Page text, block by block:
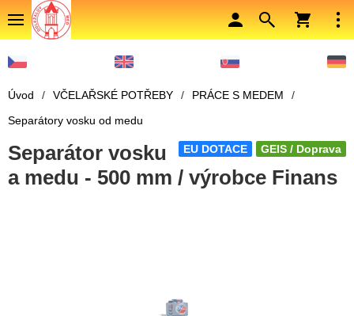
Úvod / VČELAŘSKÉ POTŘEBY / PRÁCE S MEDEM
/
Separátory vosku od medu
GEIS / Doprava
EU DOTACE
Separátor vosku
a medu - 500 mm / výrobce Finans